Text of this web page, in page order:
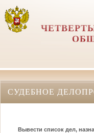
СУДЕБНОЕ
Вывести список дел,